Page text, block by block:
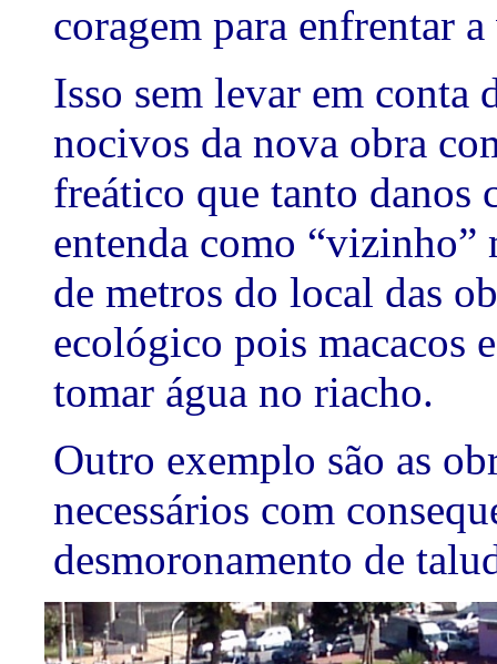
coragem para enfrentar
Isso sem levar em conta
nocivos da nova obra
freático que tanto danos
entenda como “vizinho”
de metros do local das
ecológico pois macacos
tomar água no riacho.
Outro exemplo são as
necessários com
desmoronamento de